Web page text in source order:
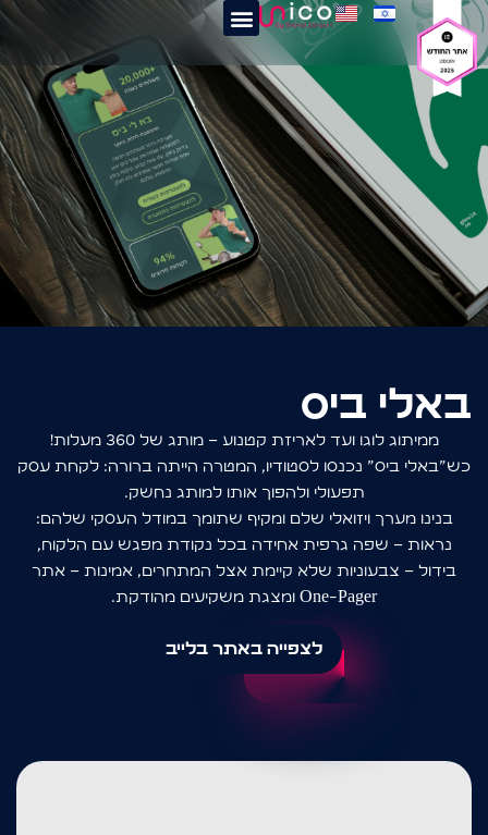
באלי ביס
ממיתוג לוגו ועד לאריזת קטנוע – מותג של 360 מעלות!
כש״באלי ביס״ נכנסו לסטודיו, המטרה הייתה ברורה: לקחת עסק
תפעולי ולהפוך אותו למותג נחשק.
בנינו מערך ויזואלי שלם ומקיף שתומך במודל העסקי שלהם:
נראות – שפה גרפית אחידה בכל נקודת מפגש עם הלקוח,
בידול – צבעוניות שלא קיימת אצל המתחרים, אמינות – אתר
One-Pager ומצגת משקיעים מהודקת.
לצפייה באתר בלייב